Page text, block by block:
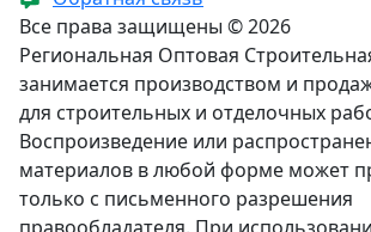
Все права защищены © 2026
Региональная Оптовая
занимается производством и
для строительных и отделочных
Воспроизведение или
материалов в любой форме может
только с письменного разрешения